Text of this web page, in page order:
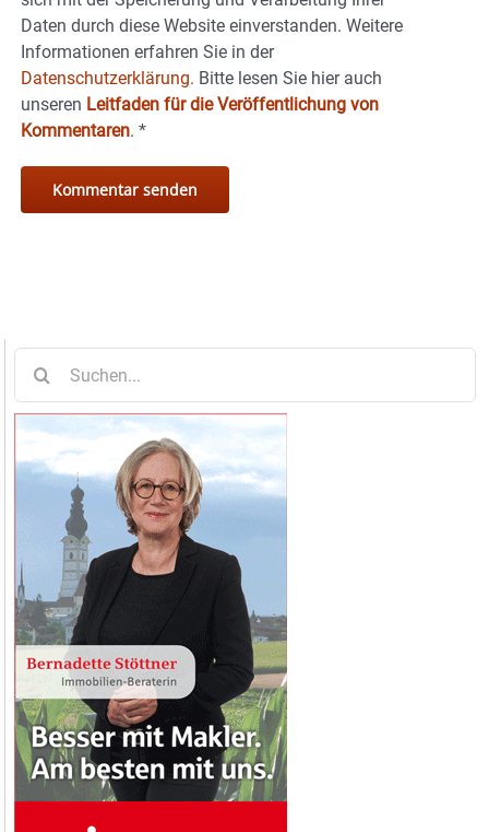
Daten durch diese Website einverstanden. Weitere
Informationen erfahren Sie in der
Datenschutzerklärung. Bitte lesen Sie hier auch
unseren Leitfaden für die Veröffentlichung von
Kommentaren. *
nach: